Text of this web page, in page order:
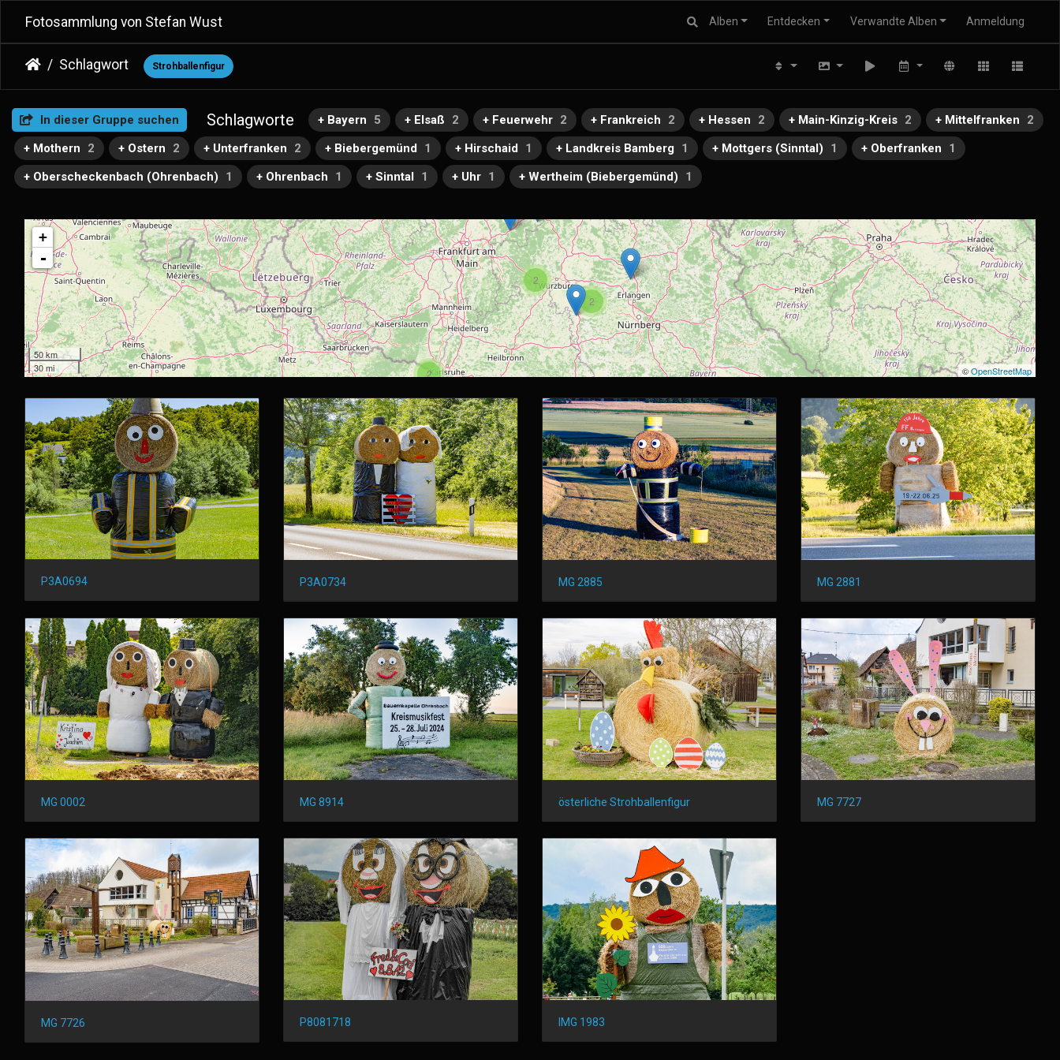
Fotosammlung von Stefan Wust Alben Entdecken Verwandte Alben Anmeldung
Schlagwort Strohballenfigur
In dieser Gruppe suchen Schlagworte + Bayern 5 + Elsaß 2 + Feuerwehr 2 + Frankreich 2 + Hessen 2 + Main-Kinzig-Kreis 2 + Mittelfranken
2
+ Mothern
2 + Ostern 2 + Unterfranken 2 + Biebergemünd 1 + Hirschaid 1 + Landkreis Bamberg 1 + Mottgers (Sinntal) 1 + Oberfranken
1
+ Oberscheckenbach (Ohrenbach)
1 + Ohrenbach 1 + Sinntal 1 + Uhr 1 + Wertheim (Biebergemünd) 1
2
2
2
+
-
50 km
30 mi
©OpenStreetMap
P3A0694 P3A0734 MG 2885 MG 2881
MG 0002 MG 8914 österliche Strohballenfigur MG 7727
MG 7726 P8081718 IMG 1983